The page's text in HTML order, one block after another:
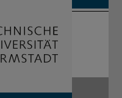
Suche öffnen